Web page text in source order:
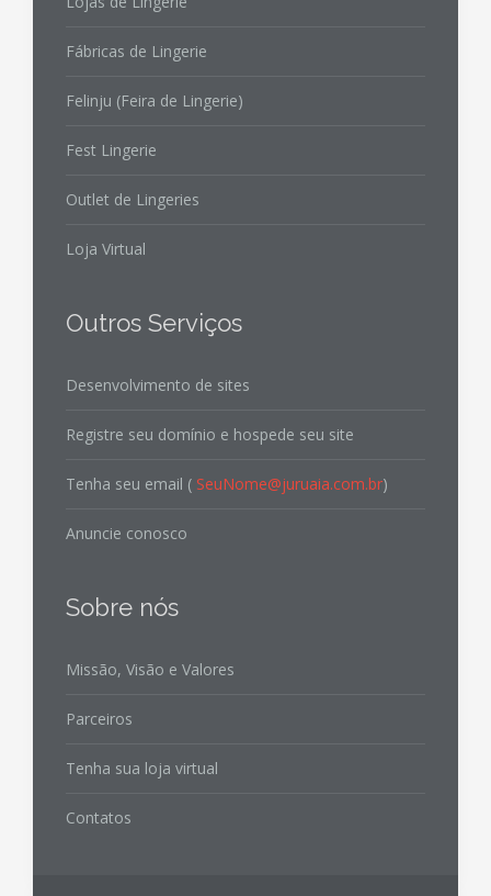
Fábricas de Lingerie
Felinju (Feira de Lingerie)
Fest Lingerie
Outlet de Lingeries
Loja Virtual
Outros Serviços
Desenvolvimento de sites
Registre seu domínio e hospede seu site
Tenha seu email ( SeuNome@juruaia.com.br)
Anuncie conosco
Sobre nós
Missão, Visão e Valores
Parceiros
Tenha sua loja virtual
Contatos